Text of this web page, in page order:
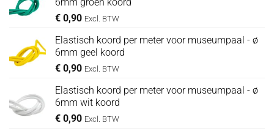
€ 0,90 Excl. BTW
Elastisch koord per meter voor museumpaal - ø
6mm geel koord
€ 0,90 Excl. BTW
Elastisch koord per meter voor museumpaal - ø
6mm wit koord
€ 0,90 Excl. BTW